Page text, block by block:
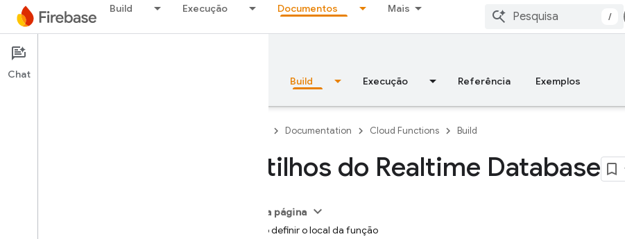
Build Execução Documentos Mais
/
Documentation
Visão geral Build Execução Referência Exemplos
Documentation Cloud Functions Build
Gatilhos do Realtime Database
Nesta página
Como definir o local da função
Chat